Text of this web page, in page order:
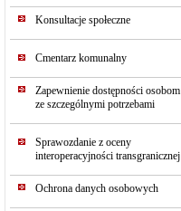
Konsultacje społeczne
Cmentarz komunalny
Zapewnienie dostępności osobom
ze szczególnymi potrzebami
Sprawozdanie z oceny
interoperacyjności transgranicznej
Ochrona danych osobowych